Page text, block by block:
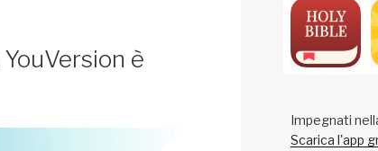
è
Impegnati
Scarica l'app